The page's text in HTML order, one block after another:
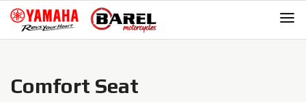
Skip
navigation
Skip
content
Comfort Seat